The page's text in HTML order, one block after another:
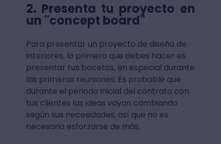
2. Presenta tu proyecto en
un "concept board"
Para presentar un proyecto de diseño de
interiores, lo primero que debes hacer es
presentar tus bocetos, en especial durante
las primeras reuniones. Es probable que
durante el periodo inicial del contrato con
tus clientes las ideas vayan cambiando
según sus necesidades, así que no es
necesario esforzarse de más.